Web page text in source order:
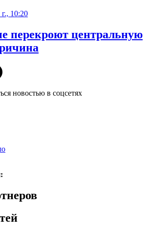
10:20
перекроют центральную
новостью в соцсетях